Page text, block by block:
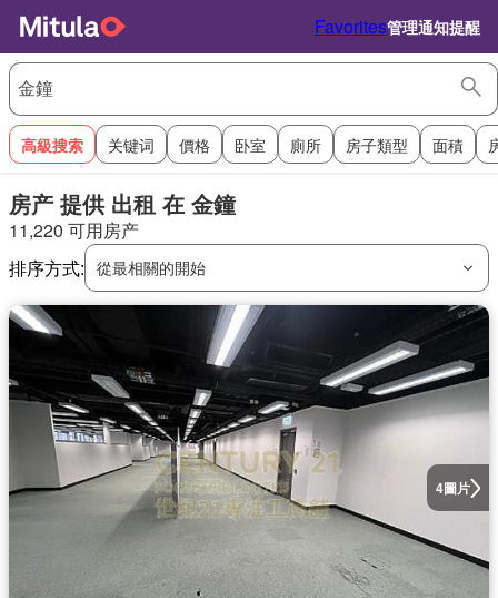
Favorites管理通知提醒
高級搜索 关键词 價格 卧室 廁所 房子類型 面積
房产 提供 出租 在 金鐘
11,220 可用房产
排序方式: 從最相關的開始
4圖片